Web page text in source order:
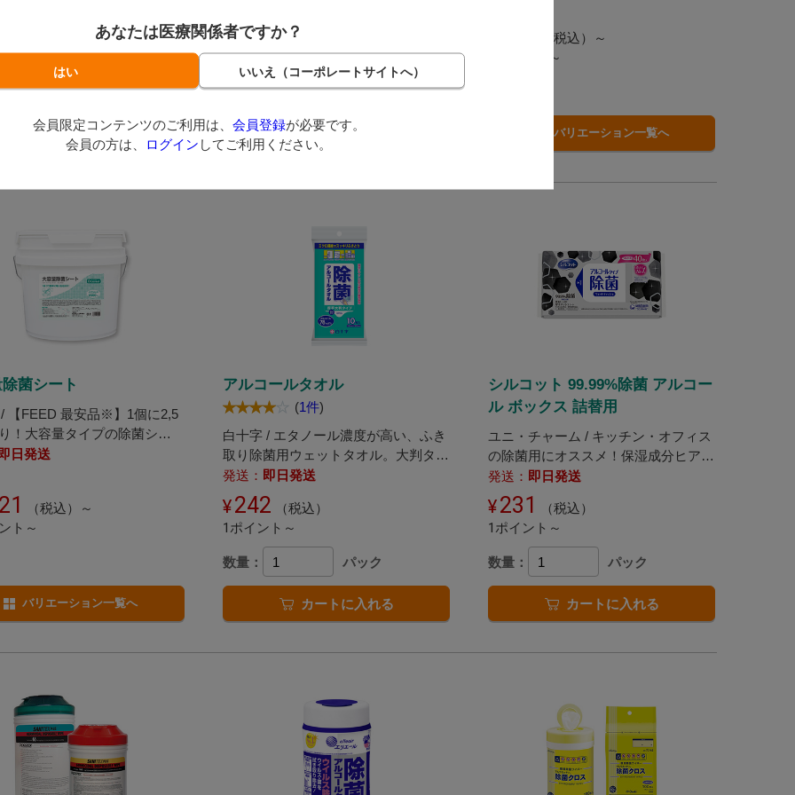
あなたは医療関係者ですか？
会員限定コンテンツのご利用は、 会員登録が必要です。
会員の方は、
ログイン してご利用ください。
ト～
バリエーション一覧へ
1,287 （税込）
5ポイント～
数量： セット
カートに入れる
（税込）～
1ポイント～
バリエーション一覧へ
菌シート
/ 【FEED 最安品※】1個に2,5
！大容量タイプの除菌シー
即日発送
（税込）～
ト～
バリエーション一覧へ
アルコールタオル
(1件)
白十字 / エタノール濃度が高い、ふき
取り除菌用ウェットタオル。大判タイ
プが好評です!
発送： 即日発送
242
（税込）
1ポイント～
数量： パック
カートに入れる
シルコット 99.99%除菌 アルコー
ル ボックス 詰替用
ユニ・チャーム / キッチン・オフィス
の除菌用にオススメ！保湿成分ヒアル
ロン酸配合の詰替用ウェットシートで
す。
発送： 即日発送
231
（税込）
1ポイント～
数量： パック
カートに入れる